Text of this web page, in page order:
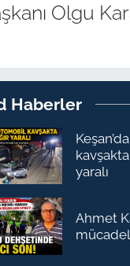
Olgu
Haberler
kavşakta
yaralı
Ahmet